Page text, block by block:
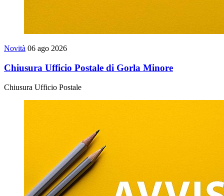
Novità 06 ago 2026
Chiusura Ufficio Postale di Gorla Minore
Chiusura Ufficio Postale